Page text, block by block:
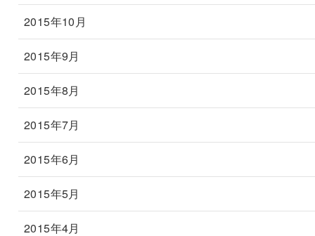
2015年10月
2015年9月
2015年8月
2015年7月
2015年6月
2015年5月
2015年4月